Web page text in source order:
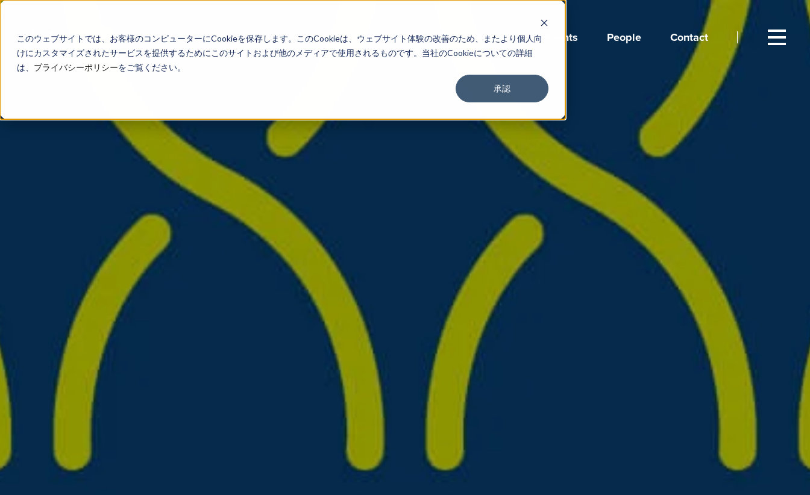
このウェブサイトでは、お客様のコンピューターにCookieを保存します。このCookieは、ウェブサイト体験の改善のため、またより個人向
けにカスタマイズされたサービスを提供するためにこのサイトおよび他のメディアで使用されるものです。当社のCookieについての詳細
は、 プライバシーポリシーをご覧ください。
承認
About Service Work Findings Events People Contact